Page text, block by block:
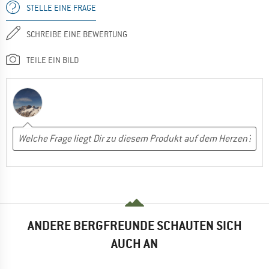
STELLE EINE FRAGE
SCHREIBE EINE BEWERTUNG
TEILE EIN BILD
ANDERE BERGFREUNDE SCHAUTEN SICH
AUCH AN